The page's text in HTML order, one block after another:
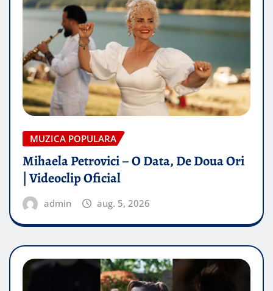
MUZICA POPULARA
Mihaela Petrovici – O Data, De Doua Ori
| Videoclip Oficial
admin aug. 5, 2026